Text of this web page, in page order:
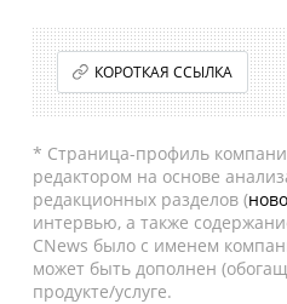
КОРОТКАЯ ССЫЛКА
* Страница-профиль
редактором на основе
редакционных разделов (
интервью, а также
CNews было с именем
может быть дополнен
продукте/услуге.